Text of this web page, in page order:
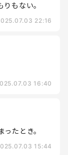
もない。
22:16
16:40
たとき。
15:44